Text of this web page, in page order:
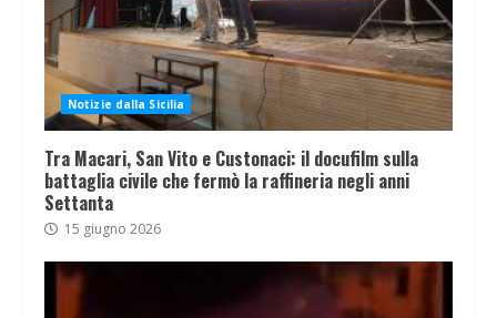
Notizie dalla Sicilia
Tra Macari, San Vito e Custonaci: il docufilm sulla
battaglia civile che fermò la raffineria negli anni
Settanta
15 giugno 2026